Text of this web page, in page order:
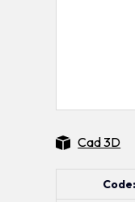
Code:
Cad 3D